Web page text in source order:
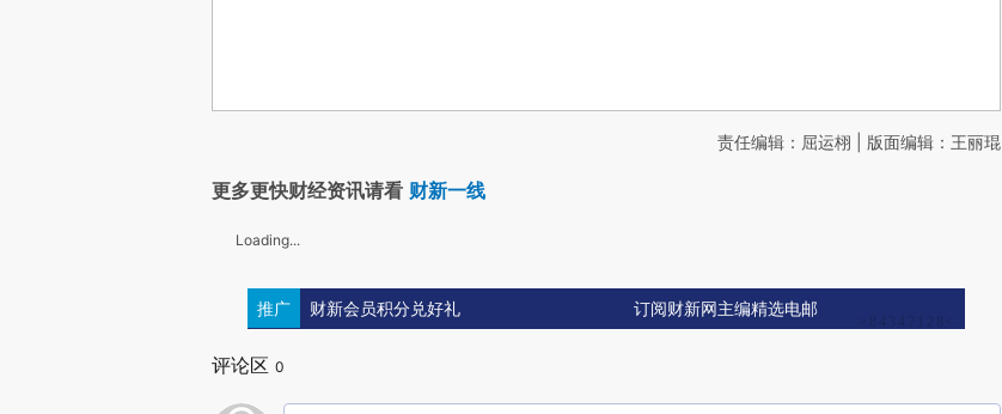
责任编辑：屈运栩 | 版面编辑：王丽琨
更多更快财经资讯请看 财新一线
Loading...
推广 财新会员积分兑好礼 订阅财新网主编精选电邮
评论区 0